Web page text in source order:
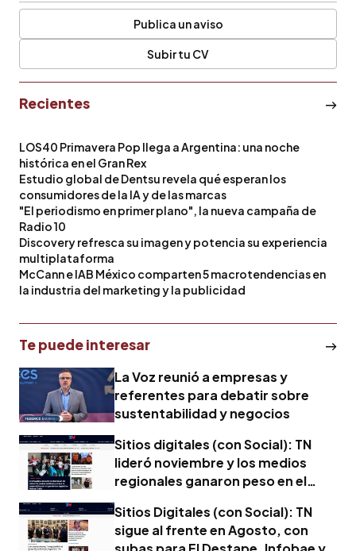
Publica un aviso
Subir tu CV
Recientes
LOS40 Primavera Pop llega a Argentina: una noche
histórica en el Gran Rex
Estudio global de Dentsu revela qué esperan los
consumidores de la IA y de las marcas
"El periodismo en primer plano", la nueva campaña de
Radio 10
Discovery refresca su imagen y potencia su experiencia
multiplataforma
McCann e IAB México comparten 5 macrotendencias en
la industria del marketing y la publicidad
Te puede interesar
La Voz reunió a empresas y
referentes para debatir sobre
sustentabilidad y negocios
Sitios digitales (con Social): TN
lideró noviembre y los medios
regionales ganaron peso en el
Sitios Digitales (con Social): TN
sigue al frente en Agosto, con